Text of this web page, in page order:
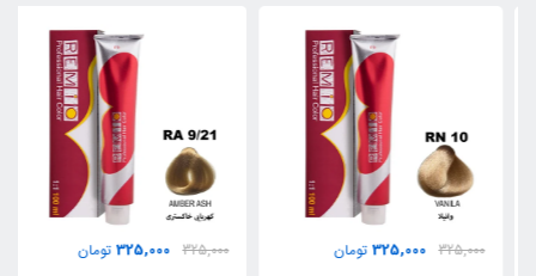
325,000
325,000 تومان
325,000
325,000 تومان